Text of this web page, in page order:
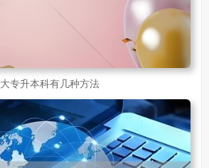
大专升本科有几种方法